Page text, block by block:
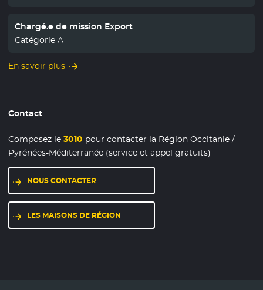
Chargé.e de mission Export
Catégorie A
En savoir plus
Contact
Composez le3010 pour contacter la Région Occitanie /
Pyrénées-Méditerranée (service et appel gratuits)
NOUS CONTACTER
LES MAISONS DE RÉGION